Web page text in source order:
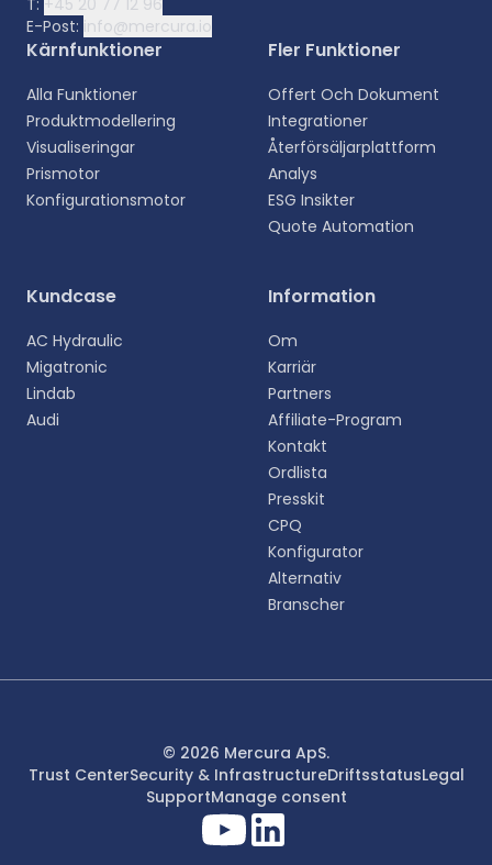
Välj ditt språk
upplevelse.
Svenska
Français
T: +45 20 77 12 96
E-Post: info@mercura.io
Kärnfunktioner
Alla Funktioner
Produktmodellering
Visualiseringar
Prismotor
Konfigurationsmotor
Fler Funktioner
Offert Och Dokument
Integrationer
Återförsäljarplattform
Analys
ESG Insikter
Quote Automation
Kundcase
AC Hydraulic
Migatronic
Lindab
Audi
Information
Om
Karriär
Partners
Affiliate-Program
Kontakt
Ordlista
Presskit
CPQ
Konfigurator
Alternativ
Branscher
© 2026 Mercura ApS.
Trust CenterSecurity & InfrastructureDriftsstatusLegal
SupportManage consent